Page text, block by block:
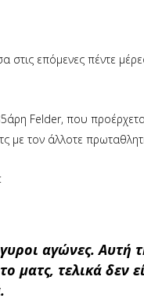
στις επόμενες πέντε
Felder, που
με τον άλλοτε
αγώνες. Αυτή
ματς, τελικά δεν